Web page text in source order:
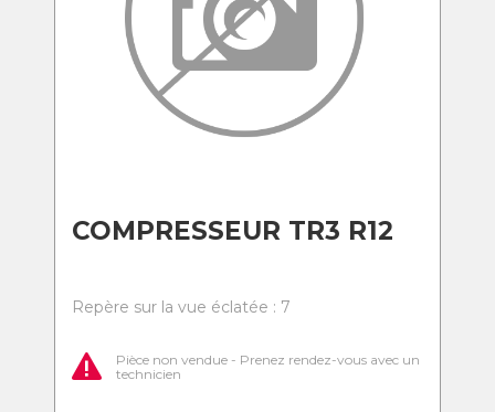
COMPRESSEUR TR3 R12
Repère sur la vue éclatée : 7
Pièce non vendue - Prenez rendez-vous avec un
technicien